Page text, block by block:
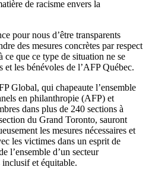
de racisme envers la
pour nous d’être transparents
des mesures concrètes par respect
que ce type de situation ne se
et les bénévoles de l’AFP Québec.
Global, qui chapeaute l’ensemble
en philanthropie (AFP) et
dans plus de 240 sections à
du Grand Toronto, sauront
les mesures nécessaires et
les victimes dans un esprit de
l’ensemble d’un secteur
et équitable.